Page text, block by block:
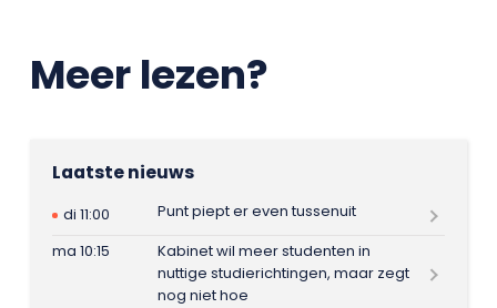
Meer lezen?
Laatste nieuws
di 11:00
Punt piept er even tussenuit
ma 10:15
Kabinet wil meer studenten in
nuttige studierichtingen, maar zegt
nog niet hoe